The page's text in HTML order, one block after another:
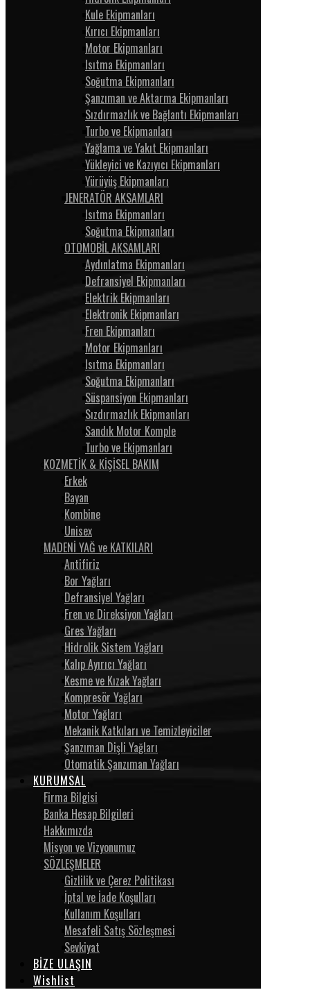
Kule Ekipmanları
Kırıcı Ekipmanları
Motor Ekipmanları
Isıtma Ekipmanları
Soğutma Ekipmanları
Şanzıman ve Aktarma Ekipmanları
Sızdırmazlık ve Bağlantı Ekipmanları
Turbo ve Ekipmanları
Yağlama ve Yakıt Ekipmanları
Yükleyici ve Kazıyıcı Ekipmanları
Yürüyüş Ekipmanları
JENERATÖR AKSAMLARI
Isıtma Ekipmanları
Soğutma Ekipmanları
OTOMOBİL AKSAMLARI
Aydınlatma Ekipmanları
Defransiyel Ekipmanları
Elektrik Ekipmanları
Elektronik Ekipmanları
Fren Ekipmanları
Motor Ekipmanları
Isıtma Ekipmanları
Soğutma Ekipmanları
Süspansiyon Ekipmanları
Sızdırmazlık Ekipmanları
Sandık Motor Komple
Turbo ve Ekipmanları
KOZMETİK & KİŞİSEL BAKIM
Erkek
Bayan
Kombine
Unisex
MADENİ YAĞ ve KATKILARI
Antifiriz
Bor Yağları
Defransiyel Yağları
Fren ve Direksiyon Yağları
Gres Yağları
Hidrolik Sistem Yağları
Kalıp Ayırıcı Yağları
Kesme ve Kızak Yağları
Kompresör Yağları
Motor Yağları
Mekanik Katkıları ve Temizleyiciler
Şanzıman Dişli Yağları
Otomatik Şanzıman Yağları
KURUMSAL
Firma Bilgisi
Banka Hesap Bilgileri
Hakkımızda
Misyon ve Vizyonumuz
SÖZLEŞMELER
Gizlilik ve Çerez Politikası
İptal ve İade Koşulları
Kullanım Koşulları
Mesafeli Satış Sözleşmesi
Sevkiyat
BİZE ULAŞIN
Wishlist